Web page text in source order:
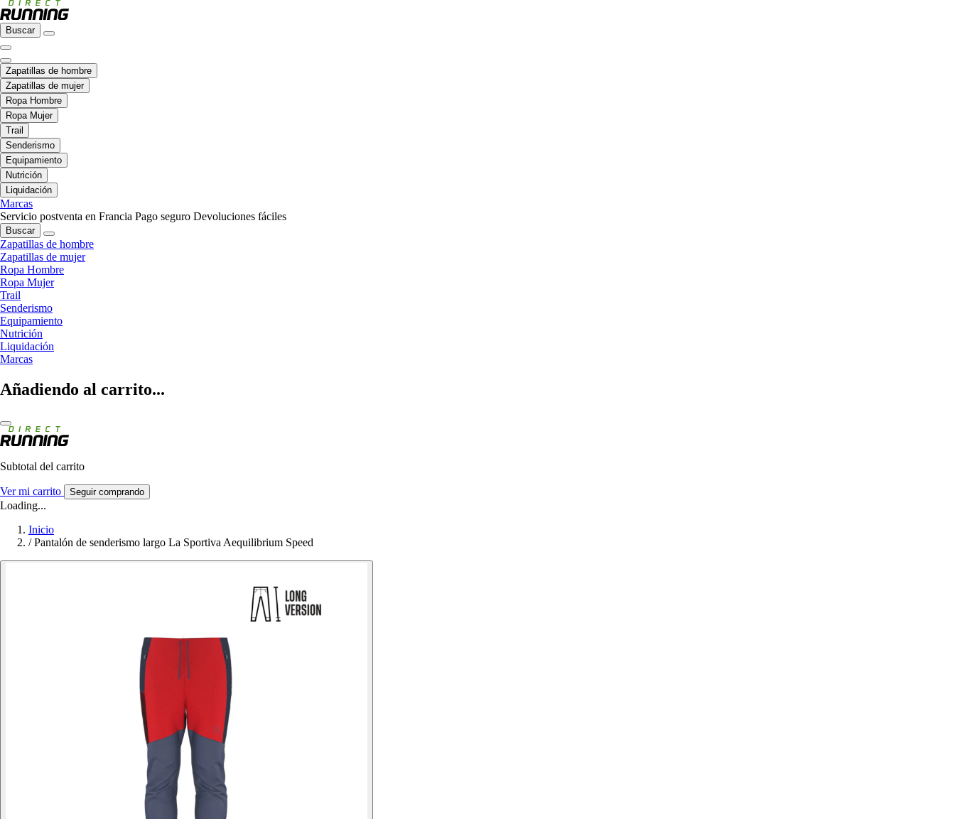
Buscar
Zapatillas de hombre
Zapatillas de mujer
Ropa Hombre
Ropa Mujer
Trail
Senderismo
Equipamiento
Nutrición
Liquidación
Marcas
Servicio postventa en Francia Pago seguro Devoluciones fáciles
Buscar
Zapatillas de hombre
Zapatillas de mujer
Ropa Hombre
Ropa Mujer
Trail
Senderismo
Equipamiento
Nutrición
Liquidación
Marcas
Añadiendo al carrito...
Subtotal del carrito
Ver mi carrito Seguir comprando
Loading...
Inicio
/ Pantalón de senderismo largo La Sportiva Aequilibrium Speed